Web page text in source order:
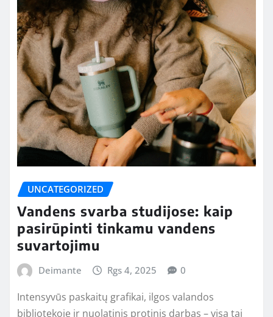
UNCATEGORIZED
Vandens svarba studijose: kaip
pasirūpinti tinkamu vandens
suvartojimu
Deimante Rgs 4, 2025 0
Intensyvūs paskaitų grafikai, ilgos valandos
bibliotekoje ir nuolatinis protinis darbas – visa tai